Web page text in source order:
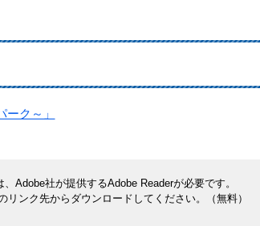
ク～」
Adobe社が提供するAdobe Readerが必要です。
ンク先からダウンロードしてください。（無料）